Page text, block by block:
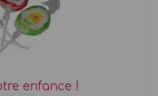
enfance !